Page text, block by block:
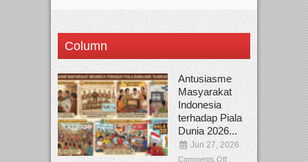
Column
Antusiasme
Masyarakat
Indonesia
terhadap Piala
Dunia 2026...
Jun 27, 2026
Comments Off